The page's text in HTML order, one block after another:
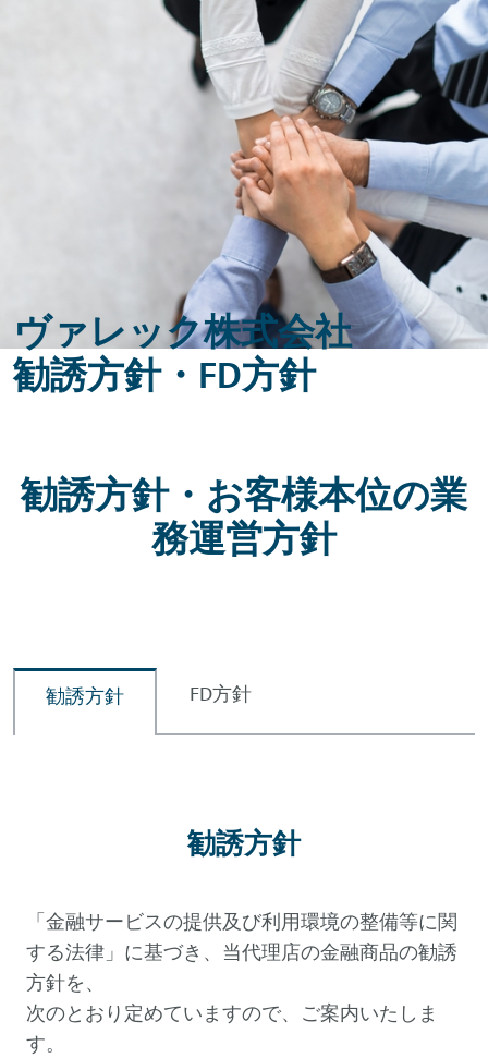
Skip to main content
ヴァレック株式会社
勧誘方針・FD方針
勧誘方針・お客様本位の業
務運営方針
勧誘方針 FD方針
勧誘方針
「金融サービスの提供及び利用環境の整備等に関
する法律」に基づき、当代理店の金融商品の勧誘
方針を、
次のとおり定めていますので、ご案内いたしま
す。